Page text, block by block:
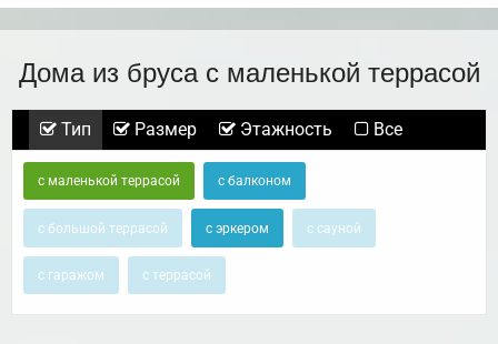
Дома из бруса с маленькой террасой
Тип Размер Этажность Все
с маленькой террасой с балконом
с большой террасой с эркером с сауной
с гаражом с террасой